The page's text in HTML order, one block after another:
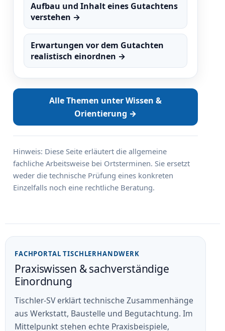
Aufbau und Inhalt eines Gutachtens
verstehen →
Erwartungen vor dem Gutachten
realistisch einordnen →
Alle Themen unter Wissen &
Orientierung →
Hinweis: Diese Seite erläutert die allgemeine
fachliche Arbeitsweise bei Ortsterminen. Sie ersetzt
weder die technische Prüfung eines konkreten
Einzelfalls noch eine rechtliche Beratung.
FACHPORTAL TISCHLERHANDWERK
Praxiswissen & sachverständige
Einordnung
Tischler-SV erklärt technische Zusammenhänge
aus Werkstatt, Baustelle und Begutachtung. Im
Mittelpunkt stehen echte Praxisbeispiele,